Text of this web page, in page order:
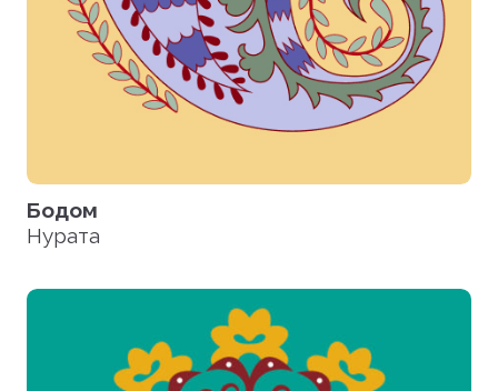
Бодом
Нурата